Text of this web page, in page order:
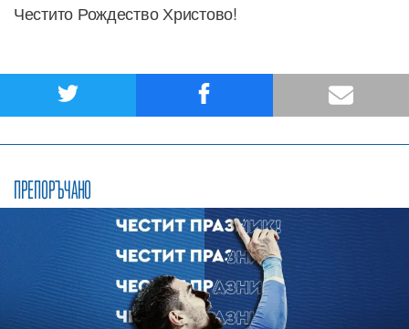
Честито Рождество Христово!
ПРЕПОРЪЧАНО